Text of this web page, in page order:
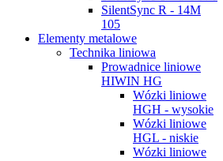
SilentSync R - 14M
105
Elementy metalowe
Technika liniowa
Prowadnice liniowe
HIWIN HG
Wózki liniowe
HGH - wysokie
Wózki liniowe
HGL - niskie
Wózki liniowe